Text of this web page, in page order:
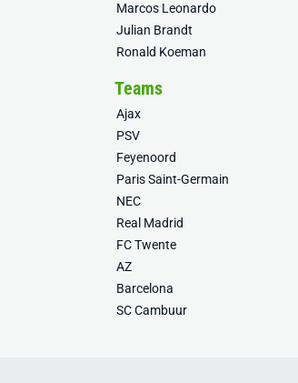
Marcos Leonardo
Julian Brandt
Ronald Koeman
Teams
Ajax
PSV
Feyenoord
Paris Saint-Germain
NEC
Real Madrid
FC Twente
AZ
Barcelona
SC Cambuur